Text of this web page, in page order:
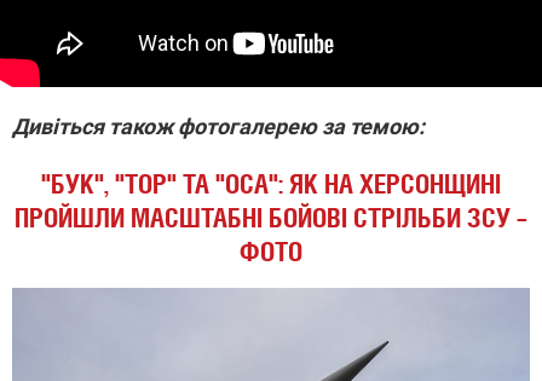
Дивіться також фотогалерею за темою:
"БУК", "ТОР" ТА "ОСА": ЯК НА ХЕРСОНЩИНІ
ПРОЙШЛИ МАСШТАБНІ БОЙОВІ СТРІЛЬБИ ЗСУ –
ФОТО